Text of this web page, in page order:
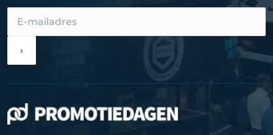
›